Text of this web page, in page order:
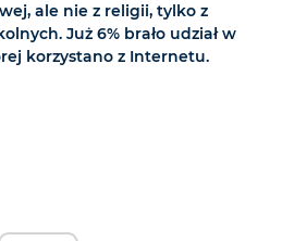
ale nie z religii, tylko z
Już 6% brało udział w
korzystano z Internetu.